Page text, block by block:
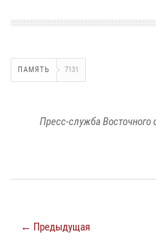
ПАМЯТЬ 7131
Пресс-служба Восточного
← Предыдущая